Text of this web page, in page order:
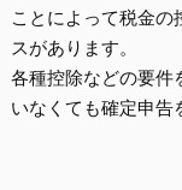
ことによって税金の
スがあります。
各種控除などの要件
いなくても確定申告